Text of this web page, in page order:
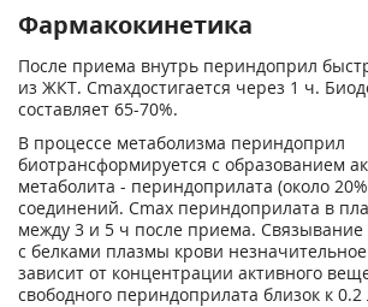
Фармакокинетика
После приема внутрь периндоприл
из ЖКТ. Cmaxдостигается через 1 ч.
составляет 65-70%.
В процессе метаболизма периндоприл
биотрансформируется с образованием
метаболита - периндоприлата (около
соединений. Cmax периндоприлата в
между 3 и 5 ч после приема.
с белками плазмы крови
зависит от концентрации активного
свободного периндоприлата близок к 0.2